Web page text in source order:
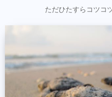
ただひたすらコツコ